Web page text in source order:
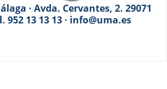
· Avda. Cervantes, 2. 29071
952 13 13 13 · info@uma.es